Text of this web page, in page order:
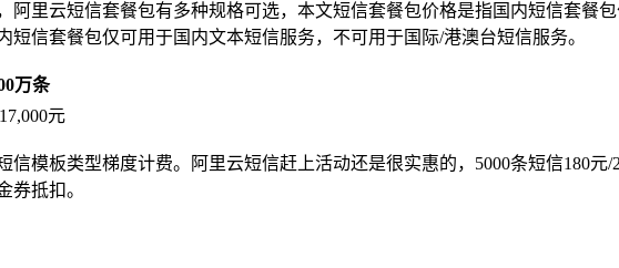
里云短信套餐包有多种规格可选，本文短信套餐包价格是指国内短信套餐包
信套餐包仅可用于国内文本短信服务，不可用于国际/港澳台短信服务。
万条
元
信模板类型梯度计费。阿里云短信赶上活动还是很实惠的，5000条短信180
券抵扣。